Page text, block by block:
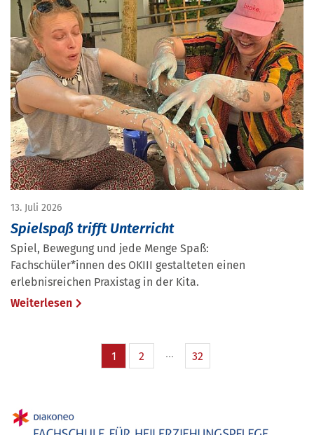
13. Juli 2026
Spielspaß trifft Unterricht
Spiel, Bewegung und jede Menge Spaß:
Fachschüler*innen des OKIII gestalteten einen
erlebnisreichen Praxistag in der Kita.
Weiterlesen
1 2 32